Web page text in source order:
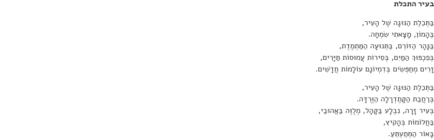
בעיר התכלת
בַּתְּכֵלֶת הַנּוּגָה שֶׁל הָעִיר,
בֶּהָמוֹן, מָצָאתִי שִׂמְחָה.
בַּנָּהָר הַזּוֹרֵם, בַּתְּנוּעָה הַמַּתְמֶדֶת,
בְּפִכְפּוּךְ הַמַּיִם, בְּסִירוֹת עֲמוּסוֹת תַּיָּרִים,
זָרִים מְחַפְּשִׂים בְּדִמְיוֹנָם עוֹלָמוֹת חֲדָשִׁים.
בַּתְּכֵלֶת הַנּוּגָה שֶׁל הָעִיר,
בְּרַחֲבַת הַקָּתֶדְרָלָה הַוְּרֻדָּה.
בְּעִיר זָרָה, נִבְלָע בַּקָּהָל, מְלֻוֶּה בַּאֲהוּבַי,
בַּחֲלוֹמוֹת בְּהָקִיץ,
בָּאוֹר הַמְּתַעְתֵּעַ.